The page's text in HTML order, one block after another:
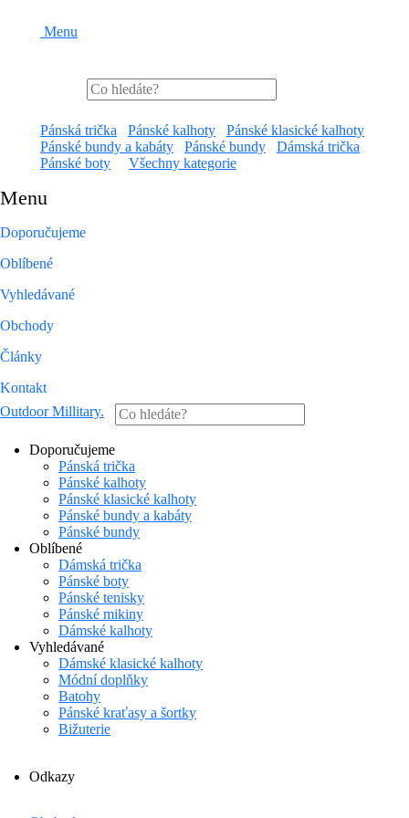
Menu
Pánská trička Pánské kalhoty
Pánské klasické kalhoty
Pánské bundy a kabáty
Pánské bundy
Dámská trička
Pánské boty
Všechny kategorie
Menu
Doporučujeme
Oblíbené
Vyhledávané
Obchody
Články
Kontakt
Outdoor Millitary.
Doporučujeme
Pánská trička
Pánské kalhoty
Pánské klasické kalhoty
Pánské bundy a kabáty
Pánské bundy
Oblíbené
Dámská trička
Pánské boty
Pánské tenisky
Pánské mikiny
Dámské kalhoty
Vyhledávané
Dámské klasické kalhoty
Módní doplňky
Batohy
Pánské kraťasy a šortky
Bižuterie
Odkazy